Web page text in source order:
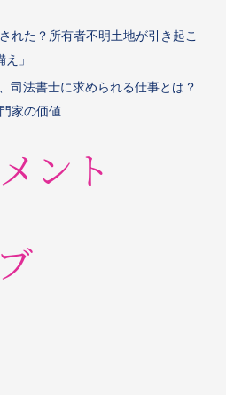
れた？所有者不明土地が引き起こ
」
司法書士に求められる仕事とは？
家の価値
ント